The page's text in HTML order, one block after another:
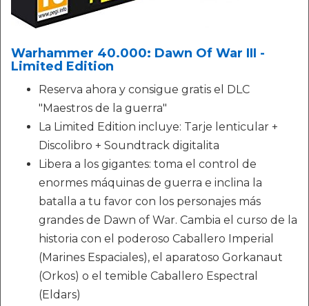
Warhammer 40.000: Dawn Of War III -
Limited Edition
Reserva ahora y consigue gratis el DLC
"Maestros de la guerra"
La Limited Edition incluye: Tarje lenticular +
Discolibro + Soundtrack digitalita
Libera a los gigantes: toma el control de
enormes máquinas de guerra e inclina la
batalla a tu favor con los personajes más
grandes de Dawn of War. Cambia el curso de la
historia con el poderoso Caballero Imperial
(Marines Espaciales), el aparatoso Gorkanaut
(Orkos) o el temible Caballero Espectral
(Eldars)